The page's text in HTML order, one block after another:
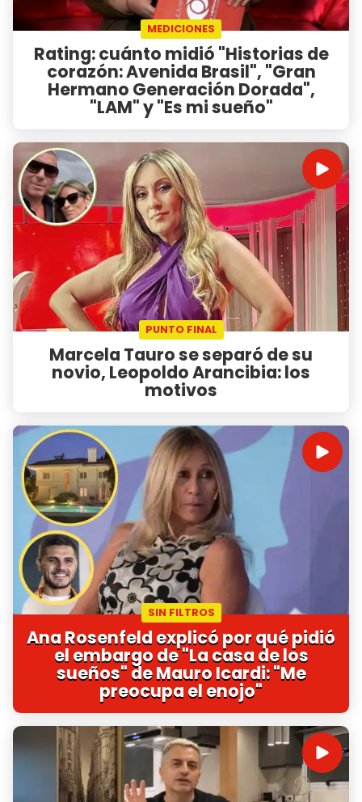
MEDICIONES
Rating: cuánto midió "Historias de
corazón: Avenida Brasil", "Gran
Hermano Generación Dorada",
"LAM" y "Es mi sueño"
PUNTO FINAL
Marcela Tauro se separó de su
novio, Leopoldo Arancibia: los
motivos
SIN FILTROS
Ana Rosenfeld explicó por qué pidió
el embargo de "La casa de los
sueños" de Mauro Icardi: "Me
preocupa el enojo"